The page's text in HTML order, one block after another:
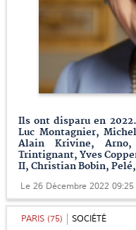
Ils ont disparu en
Luc Montagnier,
Alain Krivine, Arno,
Trintignant, Yves
II, Christian Bobin,
Le 26 Décembre 2022 09:25
PARIS (75) SOCIÉTÉ